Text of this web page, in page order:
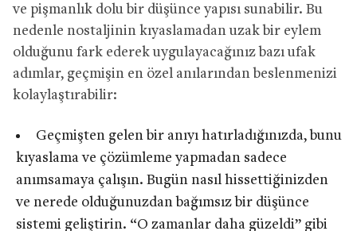
ve pişmanlık dolu bir düşünce yapısı sunabilir. Bu
nedenle nostaljinin kıyaslamadan uzak bir eylem
olduğunu fark ederek uygulayacağınız bazı ufak
adımlar, geçmişin en özel anılarından beslenmenizi
kolaylaştırabilir:
Geçmişten gelen bir anıyı hatırladığınızda, bunu
kıyaslama ve çözümleme yapmadan sadece
anımsamaya çalışın. Bugün nasıl hissettiğinizden
ve nerede olduğunuzdan bağımsız bir düşünce
sistemi geliştirin. “O zamanlar daha güzeldi” gibi